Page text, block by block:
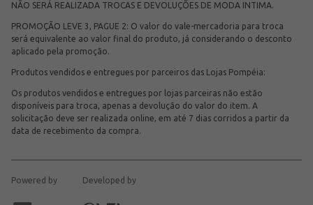
NÃO SERÁ REALIZADA TROCAS E DEVOLUÇÕES DE MODA INTIMA.
PROMOÇÃO LEVE 3, PAGUE 2: O valor do vale-mercadoria para troca
será equivalente ao valor final do produto, já considerando o desconto
aplicado pela promoção.
Produtos vendidos e entregues por parceiros das Lojas Pompéia:
Os produtos vendidos e entregues por lojas parceiras não estão
disponíveis para troca, apenas a devolução do valor do item. A
solicitação deve ser realizada online, em até 7 dias corridos a partir da
data de recebimento da compra.
Powered by Developed by